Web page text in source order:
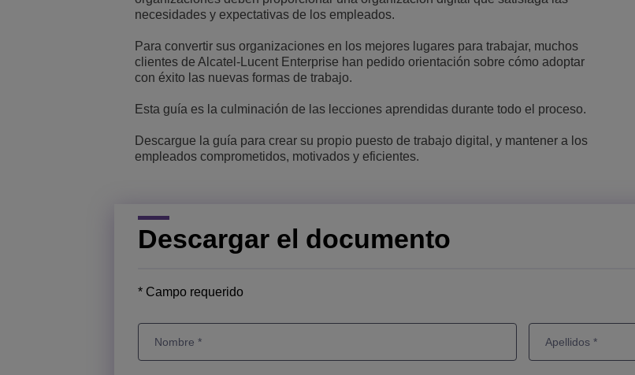
Transportation Solutions
Pequeñas y medias empresas, PYMES
Todo como servicio (XaaS)
Mission-Critical Communications
Dividendos digitales
Gestión de red y seguridad
Ubicación de las oficinas de ALE
necesidades y expectativas de los empleados.
Para convertir sus organizaciones en los mejores lugares para trabajar, muchos
clientes de Alcatel-Lucent Enterprise han pedido orientación sobre cómo adoptar
con éxito las nuevas formas de trabajo.
Esta guía es la culminación de las lecciones aprendidas durante todo el proceso.
Descargue la guía para crear su propio puesto de trabajo digital, y mantener a los
empleados comprometidos, motivados y eficientes.
Descargar el documento
* Campo requerido